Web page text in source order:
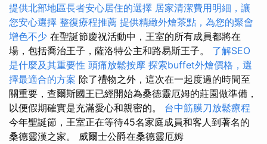
提供北部地區長者安心居住的選擇 居家清潔費用明細，讓
您安心選擇 整復療程推薦 提供精緻外燴茶點，為您的聚會
增色不少 在聖誕節慶祝活動中，王室的所有成員都將在
場，包括喬治王子，薩洛特公主和路易斯王子。 了解SEO
是什麼及其重要性 頭痛放鬆按摩 探索buffet外燴價格，選
擇最適合的方案 除了禮物之外，這次在一起度過的時間至
關重要，查爾斯國王已經開始為桑德靈厄姆的莊園做準備，
以便假期確實是充滿愛心和親密的。 台中筋膜刀放鬆療程
今年聖誕節，王室正在等待45名家庭成員和客人到著名的
桑德靈漢之家。 威爾士公爵在桑德靈厄姆